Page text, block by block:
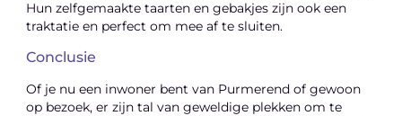
Hun zelfgemaakte taarten en gebakjes zijn ook een
traktatie en perfect om mee af te sluiten.
Conclusie
Of je nu een inwoner bent van Purmerend of gewoon
op bezoek, er zijn tal van geweldige plekken om te